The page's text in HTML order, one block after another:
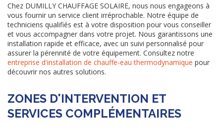
Chez DUMILLY CHAUFFAGE SOLAIRE, nous nous engageons à
vous fournir un service client irréprochable. Notre équipe de
techniciens qualifiés est à votre disposition pour vous conseiller
et vous accompagner dans votre projet. Nous garantissons une
installation rapide et efficace, avec un suivi personnalisé pour
assurer la pérennité de votre équipement. Consultez notre
entreprise d'installation de chauffe-eau thermodynamique pour
découvrir nos autres solutions.
ZONES D'INTERVENTION ET
SERVICES COMPLÉMENTAIRES